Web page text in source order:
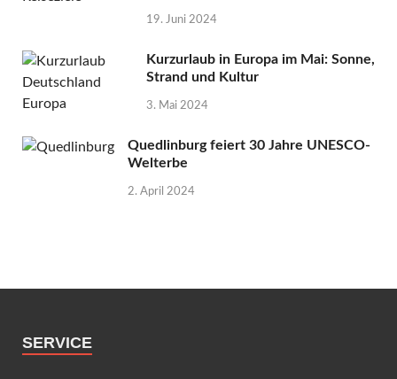
19. Juni 2024
Kurzurlaub in Europa im Mai: Sonne,
Strand und Kultur
3. Mai 2024
Quedlinburg feiert 30 Jahre UNESCO-
Welterbe
2. April 2024
SERVICE